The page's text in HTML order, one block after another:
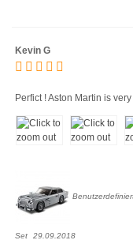
Kevin G
Perfict ! Aston Martin is
Set 29.09.2018